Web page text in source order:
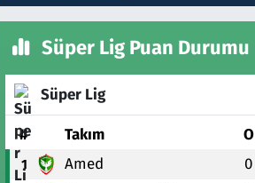
Süper Lig Puan Durumu
Süper Lig
# Takım O
1 Amed 0